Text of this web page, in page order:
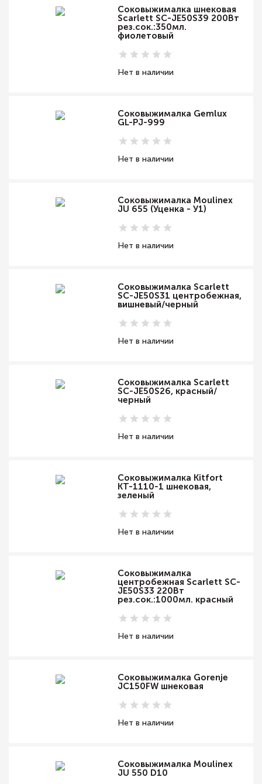
Соковыжималка шнековая
Scarlett SC-JE50S39 200Вт
рез.сок.:350мл.
фиолетовый
Нет в наличии
Соковыжималка Gemlux
GL-PJ-999
Нет в наличии
Соковыжималка Moulinex
JU 655 (Уценка - У1)
Нет в наличии
Соковыжималка Scarlett
SC-JE50S31 центробежная,
вишневый/черный
Нет в наличии
Соковыжималка Scarlett
SC-JE50S26, красный/
черный
Нет в наличии
Соковыжималка Kitfort
КТ-1110-1 шнековая,
зеленый
Нет в наличии
Соковыжималка
центробежная Scarlett SC-
JE50S33 220Вт
рез.сок.:1000мл. красный
Нет в наличии
Соковыжималка Gorenje
JC150FW шнековая
Нет в наличии
Соковыжималка Moulinex
JU 550 D10